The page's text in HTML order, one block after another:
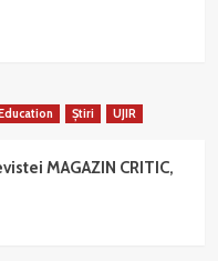
Știri UJIR
MAGAZIN CRITIC,